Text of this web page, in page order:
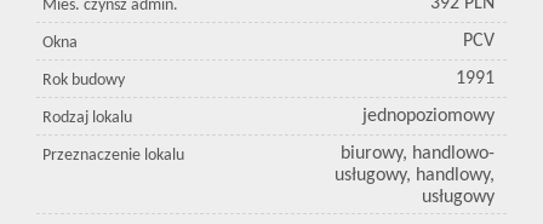
Mies. czynsz admin. 392 PLN
Okna PCV
Rok budowy 1991
Rodzaj lokalu jednopoziomowy
Przeznaczenie lokalu
biurowy, handlowo-
usługowy, handlowy,
usługowy